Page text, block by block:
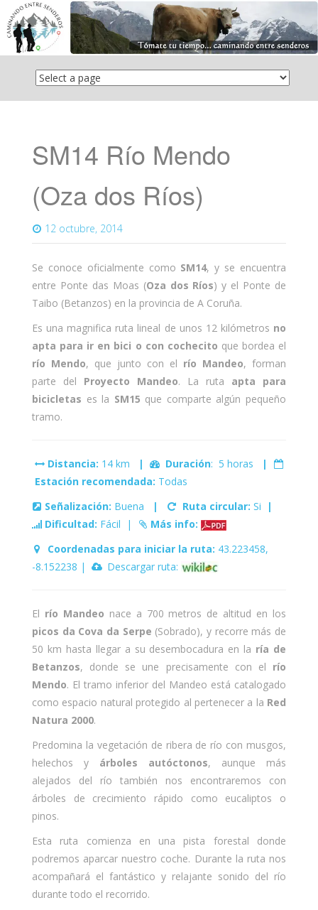
Saltar
contenido
SM14 Río Mendo
(Oza dos Ríos)
12 octubre, 2014
Se conoce oficialmente como SM14, y se encuentra
entre Ponte das Moas (Oza dos Ríos) y el Ponte de
Taibo (Betanzos) en la provincia de A Coruña.
Es una magnifica ruta lineal de unos 12 kilómetros no
apta para ir en bici o con cochecito que bordea el
río Mendo, que junto con el río Mandeo, forman
parte del Proyecto Mandeo. La ruta apta para
bicicletas es la SM15 que comparte algún pequeño
tramo.
Distancia: 14 km | Duración: 5 horas
|
Estación recomendada: Todas
Señalización: Buena | Ruta circular: Si
|
Dificultad: Fácil |
Más info:
Coordenadas para iniciar la ruta: 43.223458,
-8.152238 |
Descargar ruta:
El río Mandeo nace a 700 metros de altitud en los
picos da Cova da Serpe (Sobrado), y recorre más de
50 km hasta llegar a su desembocadura en la ría de
Betanzos, donde se une precisamente con el río
Mendo. El tramo inferior del Mandeo está catalogado
como espacio natural protegido al pertenecer a la Red
Natura 2000.
Predomina la vegetación de ribera de río con musgos,
helechos y árboles autóctonos, aunque más
alejados del río también nos encontraremos con
árboles de crecimiento rápido como eucaliptos o
pinos.
Esta ruta comienza en una pista forestal donde
podremos aparcar nuestro coche. Durante la ruta nos
acompañará el fantástico y relajante sonido del río
durante todo el recorrido.